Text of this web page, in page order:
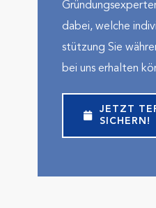
dabei, welche
stützung Sie
bei uns erhalten
JETZT
SICHERN!